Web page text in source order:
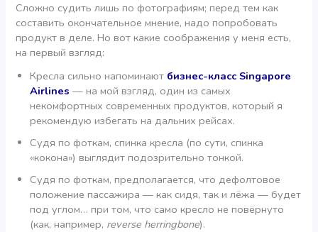
Сложно судить лишь по фотографиям; перед тем как
составить окончательное мнение, надо попробовать
продукт в деле. Но вот какие соображения у меня есть,
на первый взгляд:
Кресла сильно напоминают бизнес-класс Singapore
Airlines — на мой взгляд, один из самых
некомфортных современных продуктов, который я
рекомендую избегать на дальних рейсах.
Судя по фоткам, спинка кресла (по сути, спинка
«кокона») выглядит подозрительно тонкой.
Судя по фоткам, предполагается, что дефолтовое
положение пассажира — как сидя, так и лёжа — будет
под углом… при том, что само кресло не повёрнуто
(как, например, reverse herringbone).